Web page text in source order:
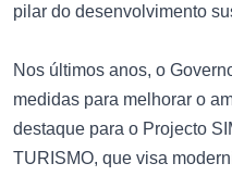
pilar do desenvolvimento
Nos últimos anos, o
medidas para melhorar o
destaque para o Projecto
TURISMO, que visa